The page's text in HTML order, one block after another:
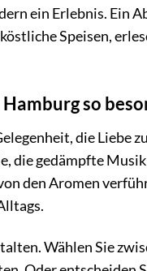
ein Erlebnis. Ein
Speisen,
so
die Liebe
die gedämpfte
den Aromen
Wählen Sie